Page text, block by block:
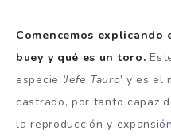
Comencemos explicando
buey y qué es un toro.
especie ‘Jefe Tauro’ y es el
castrado, por tanto capaz
la reproducción y